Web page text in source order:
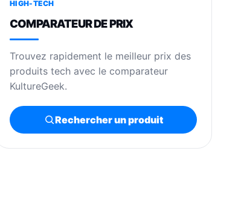
HIGH-TECH
COMPARATEUR DE PRIX
Trouvez rapidement le meilleur prix des
produits tech avec le comparateur
KultureGeek.
Rechercher un produit